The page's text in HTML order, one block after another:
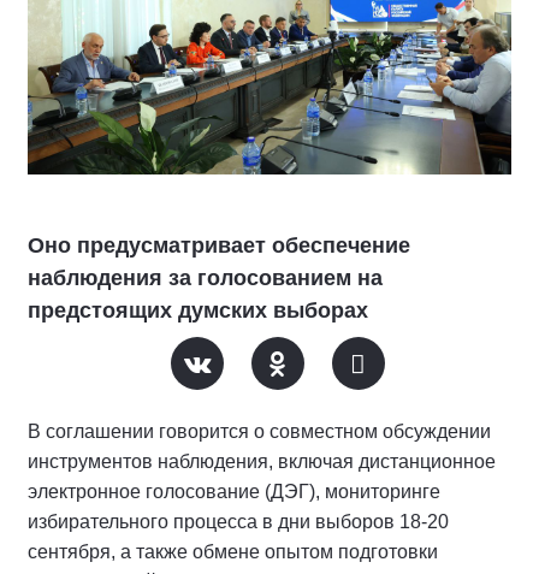
Оно предусматривает обеспечение
наблюдения за голосованием на
предстоящих думских выборах
В соглашении говорится о совместном обсуждении
инструментов наблюдения, включая дистанционное
электронное голосование (ДЭГ), мониторинге
избирательного процесса в дни выборов 18-20
сентября, а также обмене опытом подготовки